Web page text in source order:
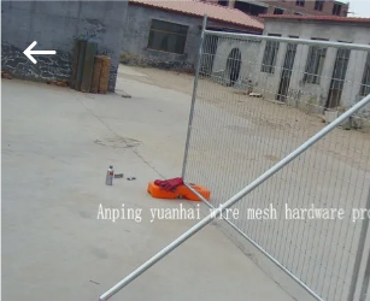
TRANG
Anping
wire
mesh
products
Co.,
Reserved.